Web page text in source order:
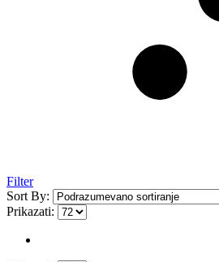
Filter
Sort By:
Prikazati: